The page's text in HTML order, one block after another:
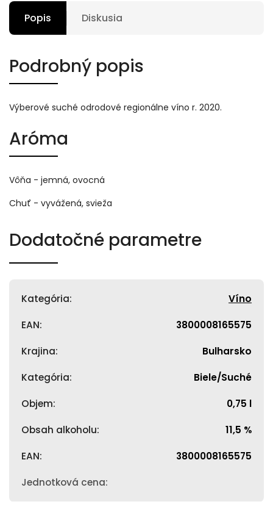
Popis Diskusia
Podrobný popis
Výberové suché odrodové regionálne víno r. 2020.
Aróma
Vôňa - jemná, ovocná
Chuť - vyvážená, svieža
Dodatočné parametre
Kategória: Víno
EAN: 3800008165575
Krajina: Bulharsko
Kategória: Biele/Suché
Objem: 0,75 l
Obsah alkoholu: 11,5 %
EAN: 3800008165575
Jednotková cena: